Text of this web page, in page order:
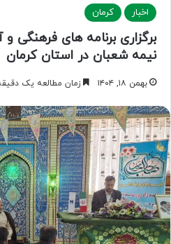
اخبار کرمان
برگزاری برنامه های فرهنگی
نیمه شعبان در استان کرمان
بهمن ۱۸, ۱۴۰۴ زمان مطالعه یک